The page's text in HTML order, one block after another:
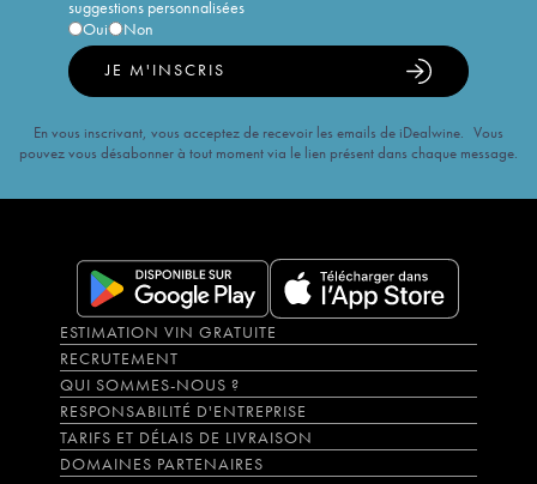
suggestions personnalisées
Oui
Non
JE M'INSCRIS
En vous inscrivant, vous acceptez de recevoir les emails de iDealwine. Vous
pouvez vous désabonner à tout moment via le lien présent dans chaque message.
ESTIMATION VIN GRATUITE
RECRUTEMENT
QUI SOMMES-NOUS ?
RESPONSABILITÉ D'ENTREPRISE
TARIFS ET DÉLAIS DE LIVRAISON
DOMAINES PARTENAIRES